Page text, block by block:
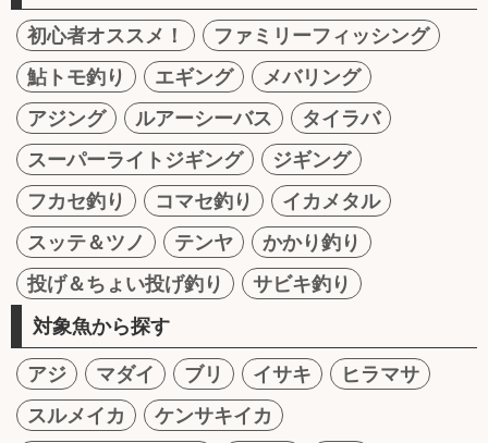
初心者オススメ！
ファミリーフィッシング
鮎トモ釣り
エギング
メバリング
アジング
ルアーシーバス
タイラバ
スーパーライトジギング
ジギング
フカセ釣り
コマセ釣り
イカメタル
スッテ＆ツノ
テンヤ
かかり釣り
投げ＆ちょい投げ釣り
サビキ釣り
対象魚から探す
アジ マダイ ブリ イサキ
ヒラマサ
スルメイカ
ケンサキイカ